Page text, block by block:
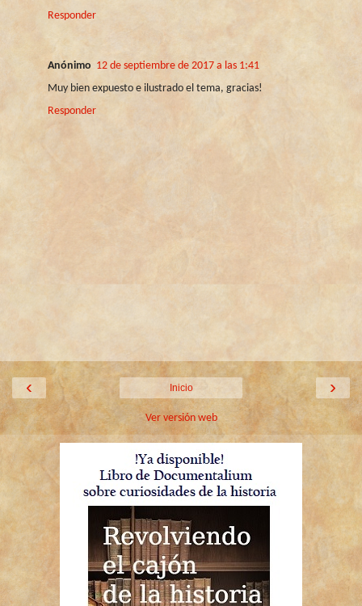
Responder
Anónimo 12 de septiembre de 2017 a las 1:41
Muy bien expuesto e ilustrado el tema, gracias!
Responder
‹ ›
Inicio
Ver versión web